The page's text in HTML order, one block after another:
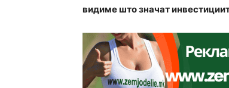
видиме што значат